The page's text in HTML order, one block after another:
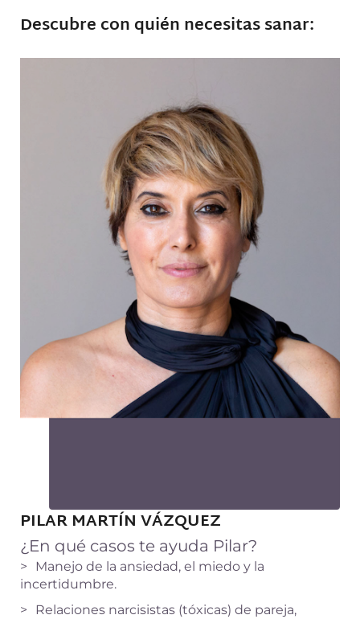
Descubre con quién necesitas sanar:
PILAR MARTÍN VÁZQUEZ
¿En qué casos te ayuda Pilar?
Manejo de la ansiedad, el miedo y la
incertidumbre.
Relaciones narcisistas (tóxicas) de pareja,